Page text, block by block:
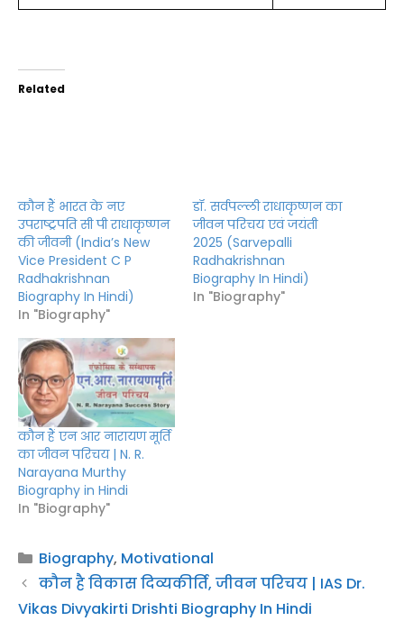
Related
कौन हैं भारत के नए
उपराष्ट्रपति सी पी राधाकृष्णन
की जीवनी (India’s New
Vice President C P
Radhakrishnan
Biography In Hindi)
In "Biography"
डॉ. सर्वपल्ली राधाकृष्णन का
जीवन परिचय एवं जयंती
2025 (Sarvepalli
Radhakrishnan
Biography In Hindi)
In "Biography"
कौन हैं एन आर नारायण मूर्ति
का जीवन परिचय | N. R.
Narayana Murthy
Biography in Hindi
In "Biography"
Categories
Biography, Motivational
कौन है विकास दिव्यकीर्ति, जीवन परिचय | IAS Dr.
Vikas Divyakirti Drishti Biography In Hindi